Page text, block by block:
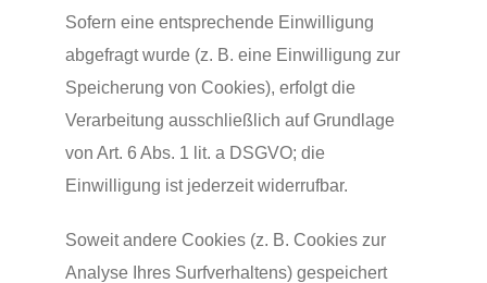
Sofern eine entsprechende Einwilligung
abgefragt wurde (z. B. eine Einwilligung zur
Speicherung von Cookies), erfolgt die
Verarbeitung ausschließlich auf Grundlage
von Art. 6 Abs. 1 lit. a DSGVO; die
Einwilligung ist jederzeit widerrufbar.
Soweit andere Cookies (z. B. Cookies zur
Analyse Ihres Surfverhaltens) gespeichert